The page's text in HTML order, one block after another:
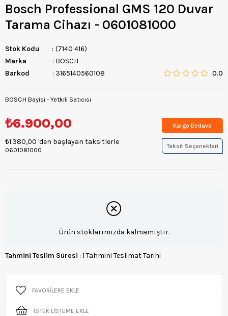
Bosch Professional GMS 120 Duvar
Tarama Cihazı - 0601081000
Stok Kodu
(7140 416)
Marka
: BOSCH
Barkod
: 3165140560108 0.0
BOSCH Bayisi - Yetkili Satıcısı
₺6.900,00
₺1.380,00 'den başlayan taksitlerle
0601081000
Kargo Bedava
Taksit Seçenekleri
Ürün stoklarımızda kalmamıştır.
Tahmini Teslim Süresi : 1 Tahmini Teslimat Tarihi
FAVORILERE EKLE
İSTEK LISTEME EKLE